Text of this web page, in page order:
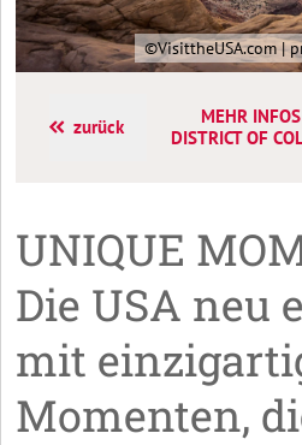
©VisittheUSA.com |
zurück
MEHR
DISTRICT OF
UNIQUE
Die USA neu
mit
Momenten,